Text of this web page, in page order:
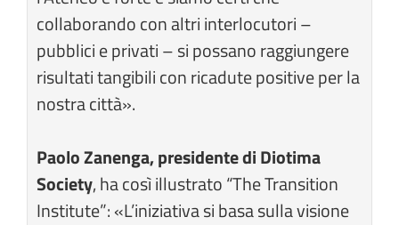
collaborando con altri interlocutori –
pubblici e privati – si possano raggiungere
risultati tangibili con ricadute positive per la
nostra città».
Paolo Zanenga, presidente di Diotima
Society, ha così illustrato “The Transition
Institute”: «L’iniziativa si basa sulla visione